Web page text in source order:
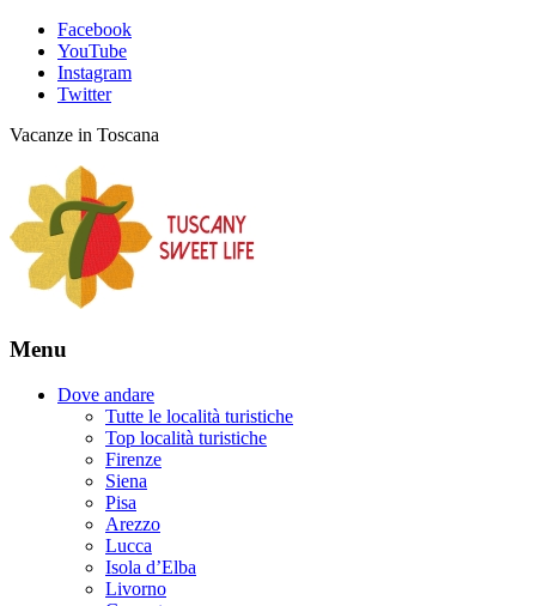
Facebook
YouTube
Instagram
Twitter
Vacanze in Toscana
Menu
Dove andare
Tutte le località turistiche
Top località turistiche
Firenze
Siena
Pisa
Arezzo
Lucca
Isola d’Elba
Livorno